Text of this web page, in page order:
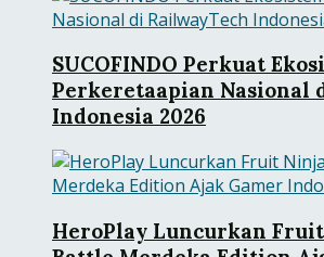
SUCOFINDO Perkuat
Perkeretaapian Nasional
Indonesia 2026
HeroPlay Luncurkan